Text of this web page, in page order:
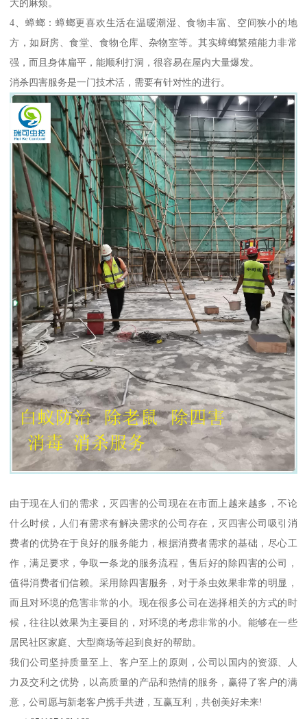
大的麻烦。
4、蟑螂：蟑螂更喜欢生活在温暖潮湿、食物丰富、空间狭小的地
方，如厨房、食堂、食物仓库、杂物室等。其实蟑螂繁殖能力非常
强，而且身体扁平，能顺利打洞，很容易在屋内大量爆发。
消杀四害服务是一门技术活，需要有针对性的进行。
由于现在人们的需求，灭四害的公司现在在市面上越来越多，不论
什么时候，人们有需求有解决需求的公司存在，灭四害公司吸引消
费者的优势在于良好的服务能力，根据消费者需求的基础，尽心工
作，满足要求，争取一条龙的服务流程，售后好的除四害的公司，
值得消费者们信赖。采用除四害服务，对于杀虫效果非常的明显，
而且对环境的危害非常的小。现在很多公司在选择相关的方式的时
候，往往以效果为主要目的，对环境的考虑非常的小。能够在一些
居民社区家庭、大型商场等起到良好的帮助。
我们公司坚持质量至上、客户至上的原则，公司以国内的资源、人
力及交利之优势，以高质量的产品和热情的服务，赢得了客户的满
意，公司愿与新老客户携手共进，互赢互利，共创美好未来!